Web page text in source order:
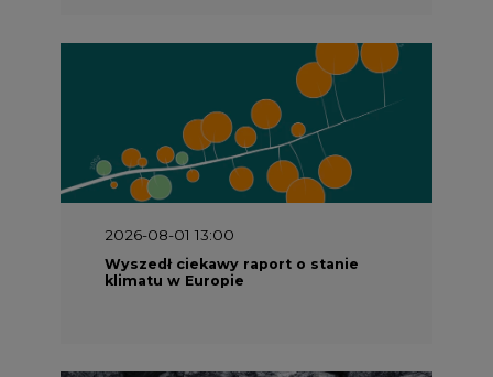
2026-08-01 13:00
Wyszedł ciekawy raport o stanie
klimatu w Europie